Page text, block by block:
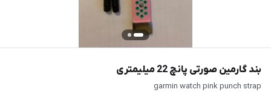
بند گارمین صورتی پانچ 22 میلیمتری
garmin watch pink punch strap